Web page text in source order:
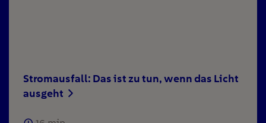
Stromausfall: Das ist zu tun, wenn das Licht
ausgeht